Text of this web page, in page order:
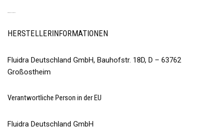
HERSTELLERINFORMATIONEN
Fluidra Deutschland GmbH, Bauhofstr. 18D, D – 63762
Großostheim
Verantwortliche Person in der EU
Fluidra Deutschland GmbH